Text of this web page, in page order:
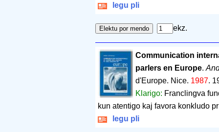
legu pli
ekz.
Communication
parlers en Europe.
d'Europe. Nice. 1987.
Klarigo: Franclingva
kun atentigo kaj favora konkludo
legu pli